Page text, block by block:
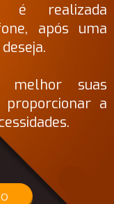
realizada
após uma
melhor suas
a